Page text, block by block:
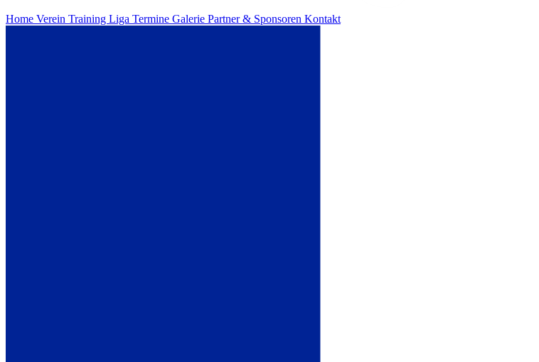
Home Verein Training Liga Termine Galerie Partner & Sponsoren Kontakt